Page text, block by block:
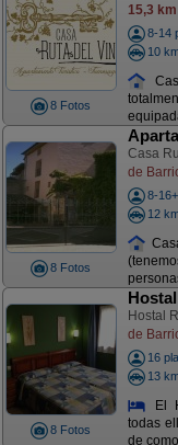
8 Fotos
15,3 km
8-14
10
8 Fotos
Casa
de
8-
12
8 Fotos
Hostal
de
16
13
El
todas
de